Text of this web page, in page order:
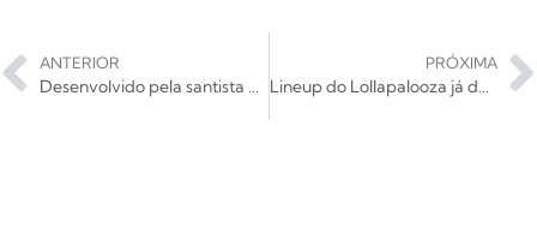
ANTERIOR
Desenvolvido pela santista Lightstar, Turma da Mônica Jovem chega aos cinemas
PRÓXIMA
Lineup do Lollapalooza já definido por dia; confira!